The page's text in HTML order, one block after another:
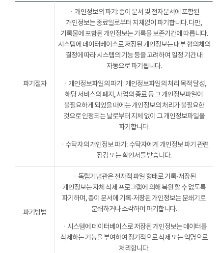
파기절차
ㆍ개인정보의 파기: 종이 문서 및 전자문서에 포함된
개인정보는 종료일로부터 지체없이 파기합니다. 다만,
기록물에 포함된 개인정보는 기록물 보존기간에 따릅니다.
시스템에 데이터베이스로 저장된 개인정보는 내부 협의체의
결정에 따라 시스템의 기능 등을 고려하여 일정 기간 내
자동으로 파기됩니다.
ㆍ개인정보파일의 파기 : 개인정보파일의 처리 목적 달성,
해당 서비스의 폐지, 사업의 종료 등 그 개인정보파일이
불필요하게 되었을 때에는 개인정보의 처리가 불필요한
것으로 인정되는 날로부터 지체 없이 그 개인정보파일을
파기합니다.
ㆍ수탁자의 개인정보 파기 : 수탁자에게 개인정보 파기 관련
점검 또는 확인서를 받습니다.
파기방법
ㆍ독립기념관은 전자적 파일 형태로 기록·저장된
개인정보는 자체 삭제 프로그램에 의해 복원 할 수 없도록
파기하며, 종이 문서에 기록·저장된 개인정보는 분쇄기로
분쇄하거나 소각하여 파기합니다.
ㆍ시스템에 데이터베이스로 저장된 개인정보는 데이터를
삭제하는 기능을 부여하여 정기적으로 삭제 또는 익명으로
처리합니다.